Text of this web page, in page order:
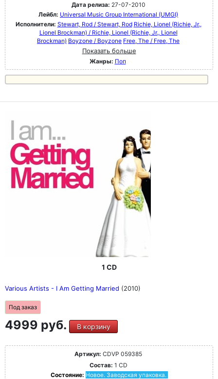
Дата релиза: 27-07-2010
Лейбл: Universal Music Group International (UMGI)
Исполнители: Stewart, Rod / Stewart, Rod Richie, Lionel (Richie, Jr.,
Lionel Brockman) / Richie, Lionel (Richie, Jr., Lionel
Brockman) Boyzone / Boyzone Free, The / Free, The
Показать больше
Жанры: Поп
1 CD
Various Artists - I Am Getting Married (2010)
Под заказ
4999 руб. В корзину
Артикул: CDVP 059385
Состав: 1 CD
Состояние: Новое. Заводская упаковка.